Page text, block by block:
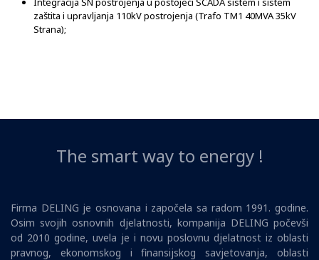
zaštita i upravljanja 110kV postrojenja (Trafo TM1 40MVA 35kV
Strana);
The smart way to energy !
Firma DELING je osnovana i započela sa radom 1991. godine.
Osim svojih osnovnih djelatnosti, kompanija DELING počevši
od 2010 godine, uvela je i novu poslovnu djelatnost iz oblasti
pravnog, ekonomskog i finansijskog savjetovanja, oblasti